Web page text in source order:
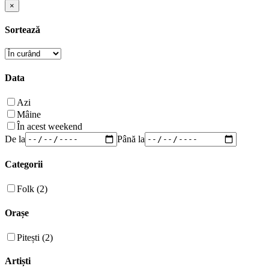
×
Sortează
Data
Azi
Mâine
În acest weekend
De la
Până la
Categorii
Folk (2)
Orașe
Pitești (2)
Artiști